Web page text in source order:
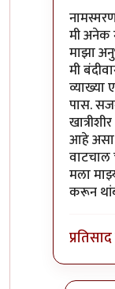
मी अनेक
माझा
मी
व्याख्या
पास.
आहे असा
मला
करून